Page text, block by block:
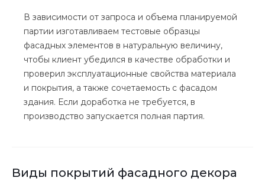
В зависимости от запроса и объема планируемой
партии изготавливаем тестовые образцы
фасадных элементов в натуральную величину,
чтобы клиент убедился в качестве обработки и
проверил эксплуатационные свойства материала
и покрытия, а также сочетаемость с фасадом
здания. Если доработка не требуется, в
производство запускается полная партия.
Виды покрытий фасадного декора